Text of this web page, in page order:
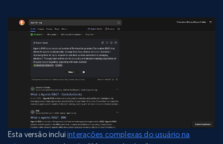
Esta versão incluiinterações complexas do usuário na